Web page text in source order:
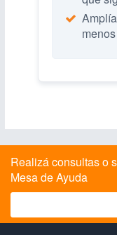
Realizá consultas o
Mesa de Ayuda